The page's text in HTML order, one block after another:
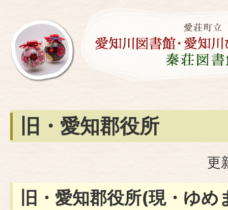
旧・愛知郡役所
更
旧・愛知郡役所(現・ゆ